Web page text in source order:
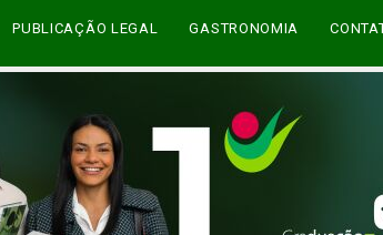
PUBLICAÇÃO LEGAL GASTRONOMIA